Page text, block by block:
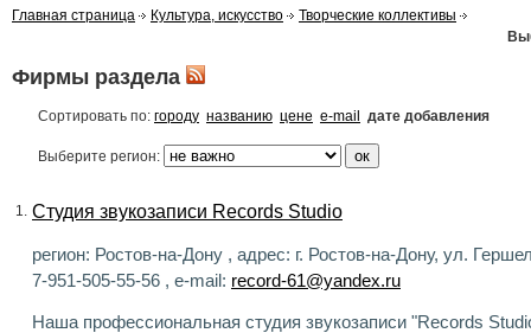
Главная страница Культура, искусство
Творческие коллективы
Фирмы раздела
Сортировать по: городу названию цене e-mail дате добавления
Выберите регион:
1. Студия звукозаписи Records Studio
регион: Ростов-на-Дону , адрес: г. Ростов-на-Дону, ул.
7-951-505-55-56 , e-mail: record-61@yandex.ru
Наша профессиональная студия звукозаписи "Records